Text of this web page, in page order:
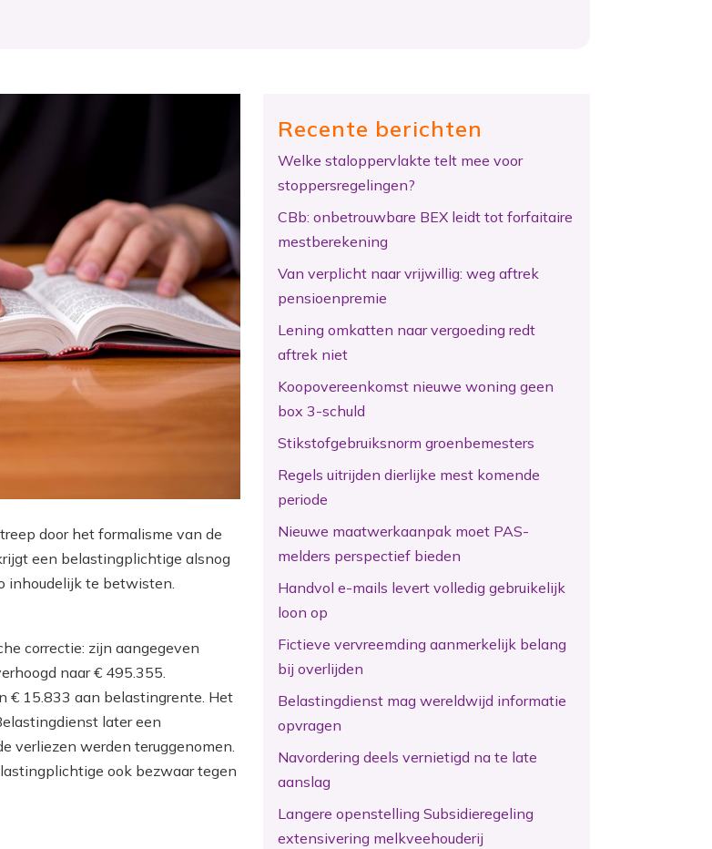
door het formalisme van de
een belastingplichtige alsnog
inhoudelijk te betwisten.
correctie: zijn aangegeven
naar € 495.355.
€ 15.833 aan belastingrente. Het
later een
verliezen werden teruggenomen.
ook bezwaar tegen
Recente berichten
Welke staloppervlakte telt mee voor
stoppersregelingen?
CBb: onbetrouwbare BEX leidt tot forfaitaire
mestberekening
Van verplicht naar vrijwillig: weg aftrek
pensioenpremie
Lening omkatten naar vergoeding redt
aftrek niet
Koopovereenkomst nieuwe woning geen
box 3-schuld
Stikstofgebruiksnorm groenbemesters
Regels uitrijden dierlijke mest komende
periode
Nieuwe maatwerkaanpak moet PAS-
melders perspectief bieden
Handvol e-mails levert volledig gebruikelijk
loon op
Fictieve vervreemding aanmerkelijk belang
bij overlijden
Belastingdienst mag wereldwijd informatie
opvragen
Navordering deels vernietigd na te late
aanslag
Langere openstelling Subsidieregeling
extensivering melkveehouderij